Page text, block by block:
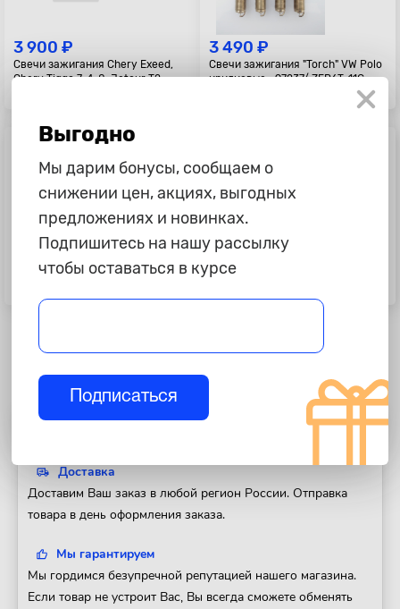
3 900 ₽
Свечи зажигания Chery Exeed,
Chery Tiggo 7, 4, 8, Jetour T2,
3 490 ₽
Свечи зажигания "Torch" VW Polo
иридиевые= 97237/ ZFR6T-11G
6 590 ₽
Свечи зажигания NGK-52 PZFR6R
2 690 ₽
Свечи зажигания "Torch"
Доставка
Доставим Ваш заказ в любой регион России. Отправка
товара в день оформления заказа.
Мы гарантируем
Мы гордимся безупречной репутацией нашего магазина.
Если товар не устроит Вас, Вы всегда сможете обменять
Выгодно
Мы дарим бонусы, сообщаем о
снижении цен, акциях, выгодных
предложениях и новинках.
Подпишитесь на нашу рассылку
чтобы оставаться в курсе
Подписаться